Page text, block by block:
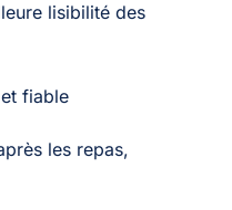
lisibilité des
fiable
les repas,